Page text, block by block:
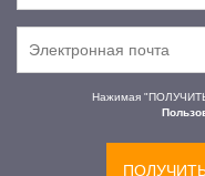
Нажимая